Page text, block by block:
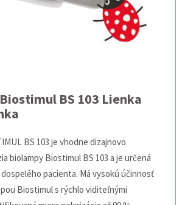
BS 103 Lienka
BS 103 je vhodne dizajnovo
biolampy Biostimul BS 103 a je určená
pacienta. Má vysokú účinnosť
Biostimul s rýchlo viditeľnými